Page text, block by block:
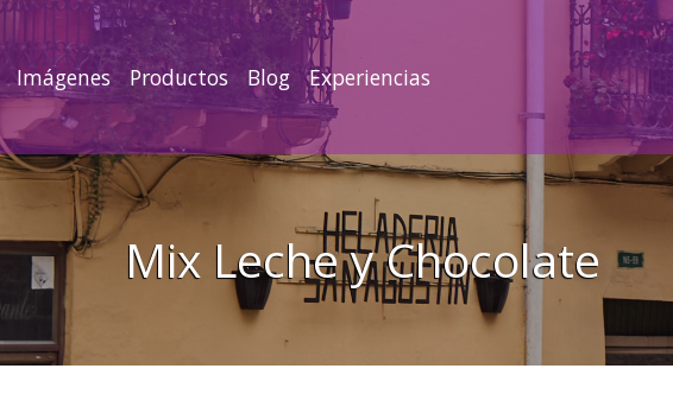
Imágenes Productos Blog Experiencias
Mix Leche y Chocolate